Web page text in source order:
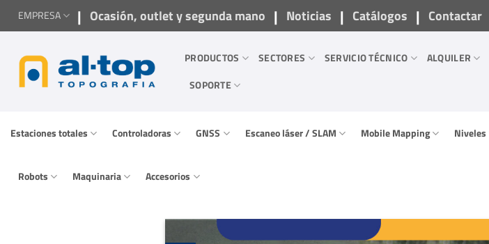
SaltarEMPRESA | Ocasión, outlet y segunda mano | Noticias | Catálogos | Contactar
PRODUCTOS SECTORES SERVICIO TÉCNICO
ALQUILER
SOPORTE
Estaciones totales Controladoras GNSS Escaneo láser / SLAM Mobile Mapping Niveles
Robots Maquinaria Accesorios